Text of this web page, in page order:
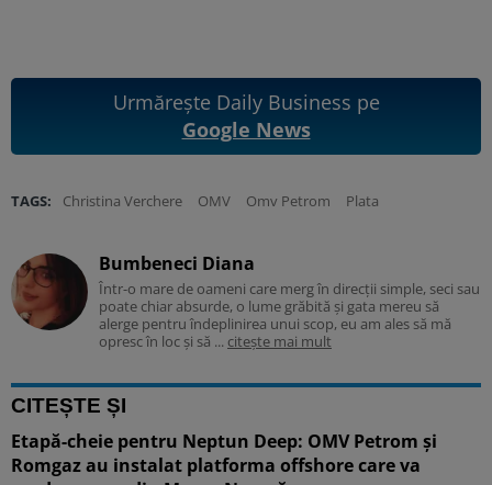
Urmărește Daily Business pe
Google News
TAGS: Christina Verchere OMV Omv Petrom Plata
Bumbeneci Diana
Într-o mare de oameni care merg în direcții simple, seci sau
poate chiar absurde, o lume grăbită și gata mereu să
alerge pentru îndeplinirea unui scop, eu am ales să mă
opresc în loc și să ... citește mai mult
CITEȘTE ȘI
Etapă-cheie pentru Neptun Deep: OMV Petrom și
Romgaz au instalat platforma offshore care va